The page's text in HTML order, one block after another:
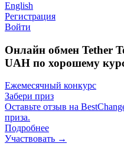
English
Регистрация
Войти
Онлайн обмен Tether
UAH по хорошему
Ежемесячный конкурс
Забери приз
Оставьте отзыв на
приза.
Подробнее
Участвовать →